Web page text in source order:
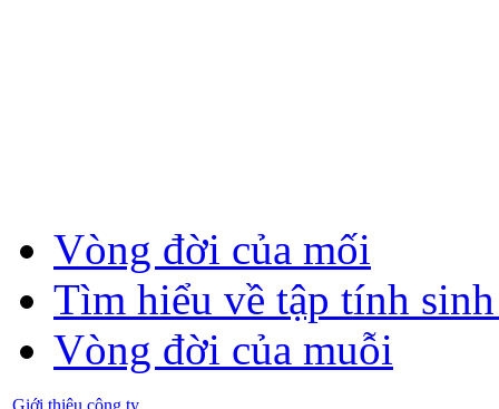
Vòng đời của mối
Tìm hiểu về tập tính
Vòng đời của muỗi